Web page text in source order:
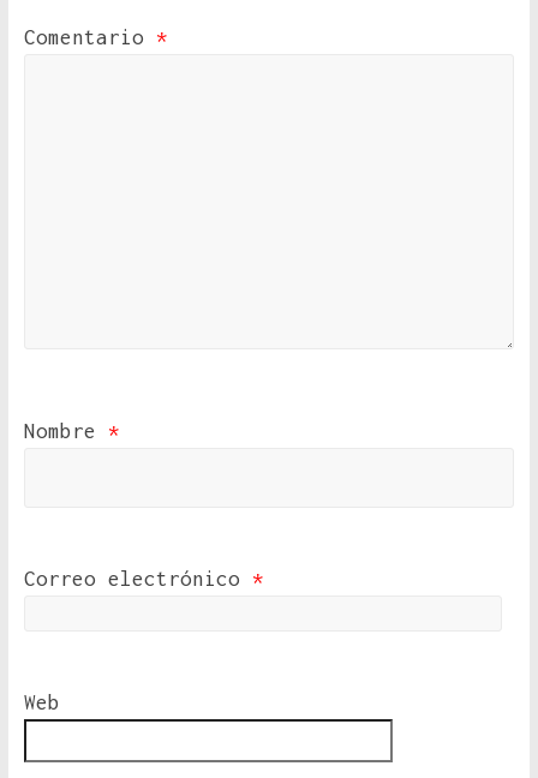
Comentario *
Nombre *
Correo electrónico *
Web